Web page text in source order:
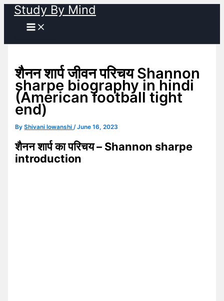
Skip
content
Study By Mind
शैनन शार्प जीवन परिचय Shannon
sharpe biography in hindi
(American football tight
end)
ByShivani lowanshi/June 16, 2023
शैनन शार्प का परिचय – Shannon sharpe
introduction